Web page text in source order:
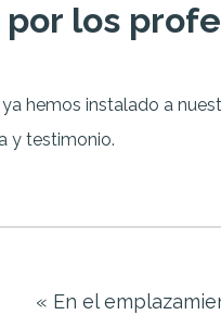
los
hemos instalado a
y testimonio.
« En el